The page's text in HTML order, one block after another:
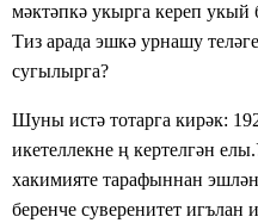
мәктәпкә укырга кереп укый
Тиз арада эшкә урнашу
сугылырга?
Шуны истә тотарга кирәк:
икетеллекне ң кертелгән
хакимияте тарафыннан
беренче суверенитет игълан